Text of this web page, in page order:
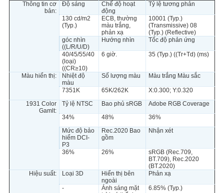
Thông tin cơ
bản:
Độ sáng
Chế độ hoạt
động
Tỷ lệ tương phản
130 cd/m2
(Typ.)
ECB, thường
màu trắng,
phản xạ
10001 (Typ.)
(Transmissive) 08
(Typ.) (Reflective)
góc nhìn
((L/R/U/D)
Hướng nhìn Tốc độ phản ứng
40/45/55/40
(loại)
((CR≥10)
6 giờ. 35 (Typ.) ((Tr+Td) (ms)
Màu hiển thị:
Nhiệt độ
màu
Số lượng màu Màu trắng Màu sắc
7351K 65K/262K
X:0.300; Y:0.320
1931 Color
Gamlt:
Tỷ lệ NTSC Bao phủ sRGB
Adobe RGB Coverage
34%
48%
36%
Mức độ bảo
hiểm DCI-
P3
Rec.2020 Bao
gồm
Nhận xét
36% 26%
sRGB (Rec.709,
BT.709), Rec.2020
(BT.2020)
Hiệu suất:
Loại 3D
Hiển thị bên
ngoài
Phản xạ
-
Ánh sáng mặt
6.85% (Typ.)